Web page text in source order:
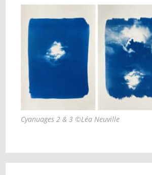
Cyanuages 2 & 3 ©Léa Neuville